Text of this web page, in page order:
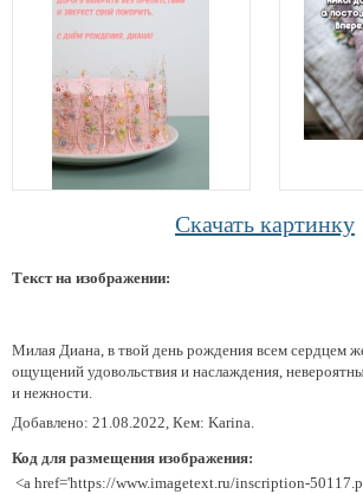
Скачать картинку
Текст на изображении:
Милая Диана, в твой день рождения всем сердцем
ощущений удовольствия и наслаждения,
и нежности.
Добавлено: 21.08.2022, Кем: Karina.
Код для размещения изображения:
<a href='https://www.imagetext.ru/inscription-